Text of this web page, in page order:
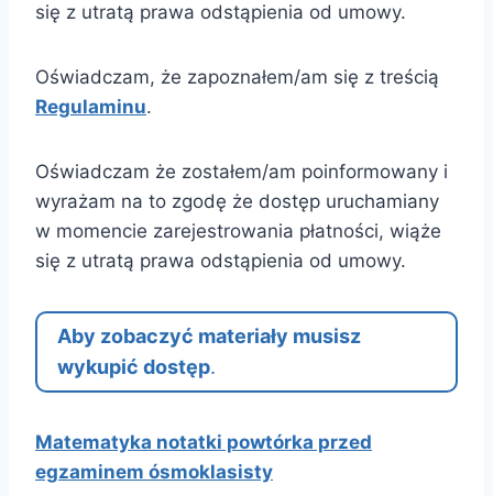
się z utratą prawa odstąpienia od umowy.
Oświadczam, że zapoznałem/am się z treścią
Regulaminu.
Oświadczam że zostałem/am poinformowany i
wyrażam na to zgodę że dostęp uruchamiany
w momencie zarejestrowania płatności, wiąże
się z utratą prawa odstąpienia od umowy.
Aby zobaczyć materiały musisz
wykupić dostęp.
Matematyka notatki powtórka przed
egzaminem ósmoklasisty